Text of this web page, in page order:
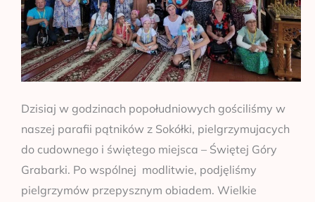
Dzisiaj w godzinach popołudniowych gościliśmy w
naszej parafii pątników z Sokółki, pielgrzymujacych
do cudownego i świętego miejsca – Świętej Góry
Grabarki. Po wspólnej modlitwie, podjęliśmy
pielgrzymów przepysznym obiadem. Wielkie